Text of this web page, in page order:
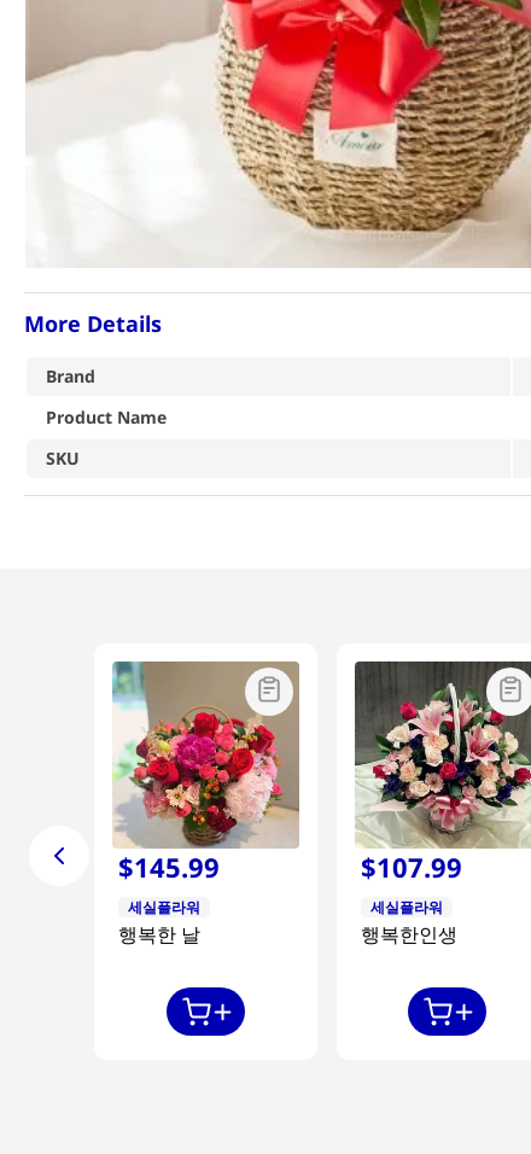
More Details
Brand
Product Name
SKU
$145.99
세실플라워
행복한 날
$107.99
세실플라워
행복한인생